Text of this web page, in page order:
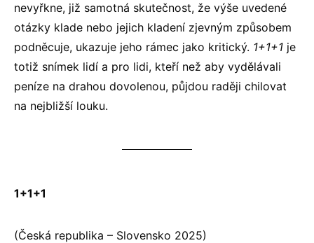
nevyřkne, již samotná skutečnost, že výše uvedené
otázky klade nebo jejich kladení zjevným způsobem
podněcuje, ukazuje jeho rámec jako kritický. 1+1+1 je
totiž snímek lidí a pro lidi, kteří než aby vydělávali
peníze na drahou dovolenou, půjdou raději chilovat
na nejbližší louku.
1+1+1
(Česká republika – Slovensko 2025)